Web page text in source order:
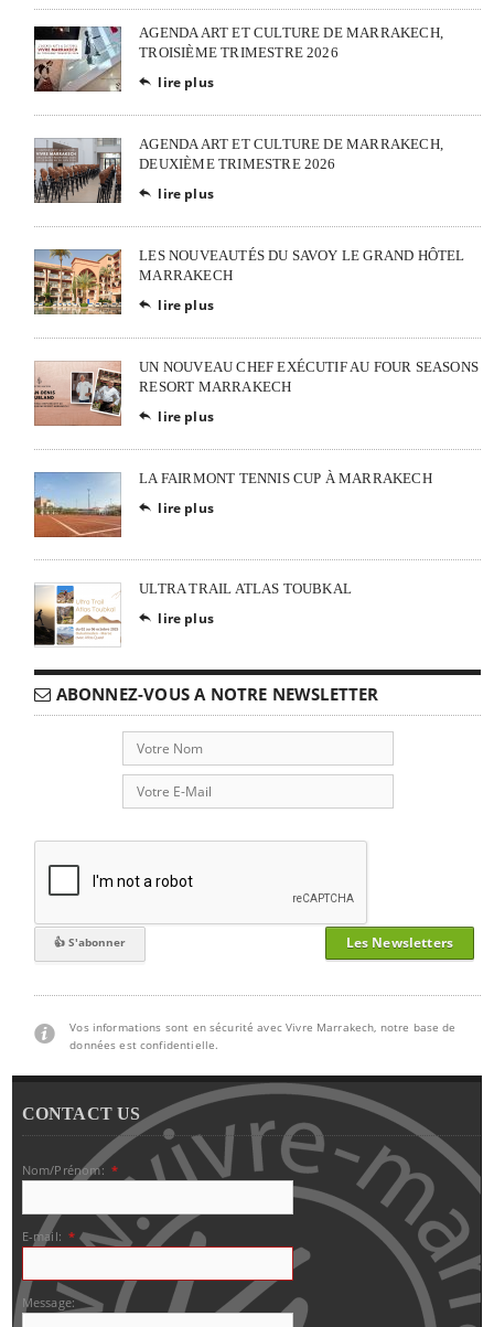
AGENDA ART ET CULTURE DE MARRAKECH,
TROISIÈME TRIMESTRE 2026
 lire plus
AGENDA ART ET CULTURE DE MARRAKECH,
DEUXIÈME TRIMESTRE 2026
 lire plus
LES NOUVEAUTÉS DU SAVOY LE GRAND HÔTEL
MARRAKECH
 lire plus
UN NOUVEAU CHEF EXÉCUTIF AU FOUR SEASONS
RESORT MARRAKECH
 lire plus
LA FAIRMONT TENNIS CUP À MARRAKECH
 lire plus
ULTRA TRAIL ATLAS TOUBKAL
 lire plus
ABONNEZ-VOUS A NOTRE NEWSLETTER
Les Newsletters
Vos informations sont en sécurité avec Vivre Marrakech, notre base de
données est confidentielle.
CONTACT US
Nom/Prénom: *
E-mail: *
Message: